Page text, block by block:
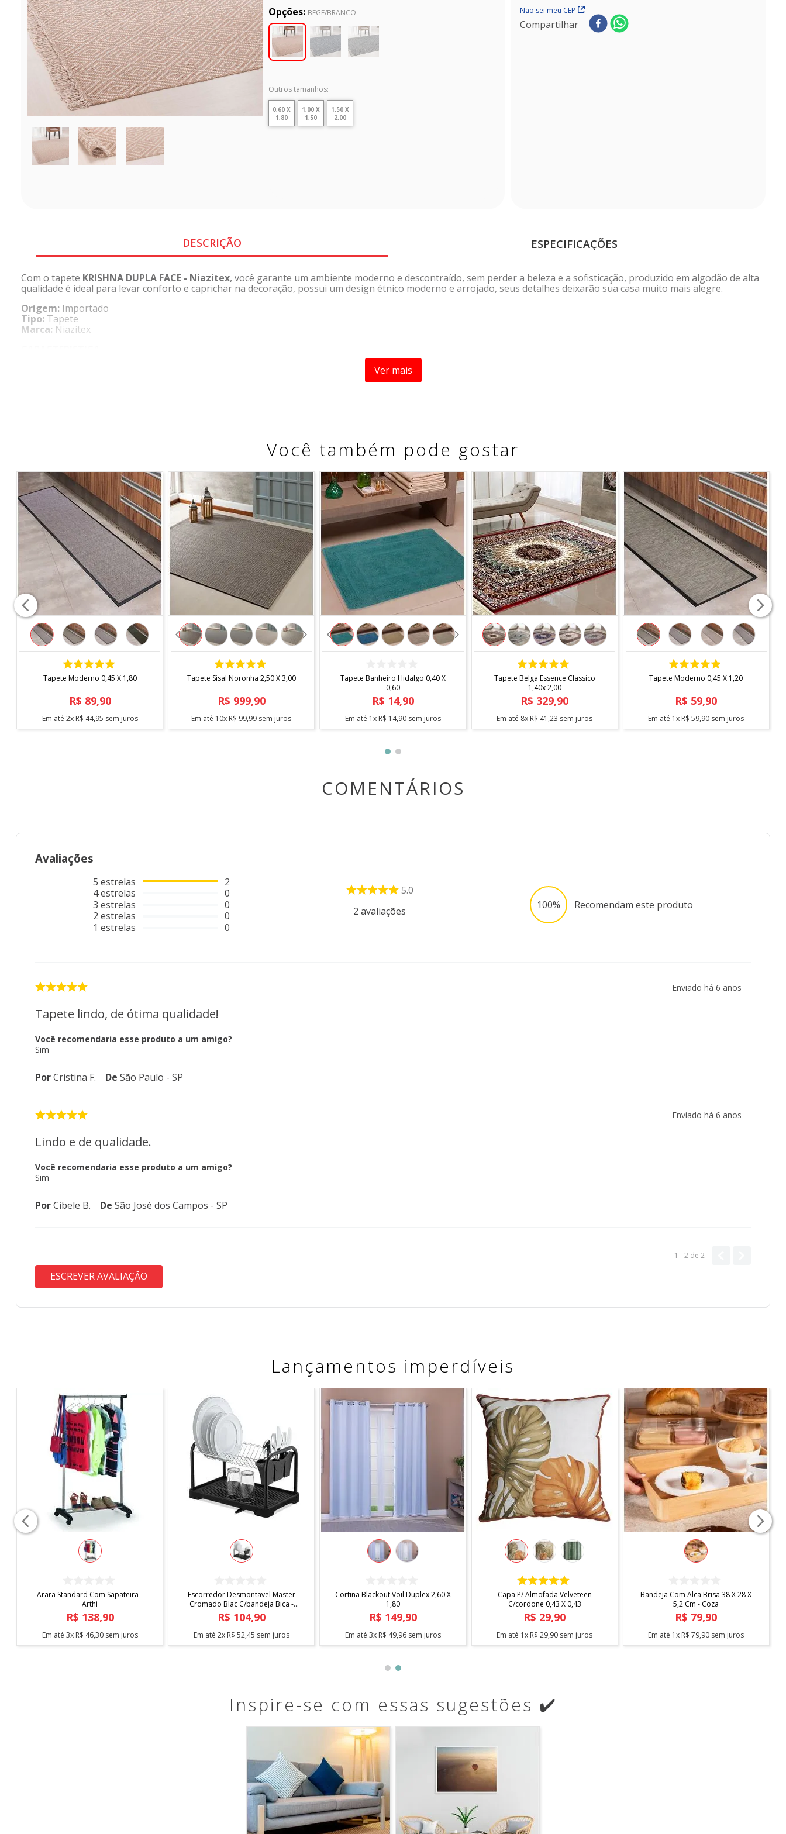
Opções: BEGE/BRANCO
Outros tamanhos:
0,60 X
1,80
1,00 X
1,50
1,50 X
2,00
Não sei meu CEP
Compartilhar
DESCRIÇÃO ESPECIFICAÇÕES
Com o tapete KRISHNA DUPLA FACE - Niazitex, você garante um ambiente moderno e descontraído, sem perder a beleza e a sofisticação, produzido em algodão de alta
qualidade é ideal para levar conforto e caprichar na decoração, possui um design étnico moderno e arrojado, seus detalhes deixarão sua casa muito mais alegre.
Origem:Importado
Tipo:Tapete
Marca: Niazitex
- 0,60 x 0,90
CONTÉM
- 1 unidade
*imagem meramente ilustrativa
Ver mais
Você também pode gostar
COMPRAR
Tapete Moderno 0,45 X 1,80
R$ 89,90
Em até 2x R$ 44,95 sem juros
COMPRAR
Tapete Sisal Noronha 2,50 X 3,00
R$ 999,90
Em até 10x R$ 99,99 sem juros
Tapete Banheiro Hidalgo 0,40 X
0,60
R$ 14,90
Em até 1x R$ 14,90 sem juros
COMPRAR
Tapete Belga Essence Classico
1,40x 2,00
R$ 329,90
Em até 8x R$ 41,23 sem juros
COMPRAR
Tapete Moderno 0,45 X 1,20
R$ 59,90
Em até 1x R$ 59,90 sem juros
COMENTÁRIOS
Avaliações
5 estrelas
4estrelas
3 estrelas
2 estrelas
1 estrelas
2
0
0
0
0
5.0
2 avaliações 100% Recomendam este produto
Enviado há 6 anos
Tapete lindo, de ótima qualidade!
Você recomendaria esse produto a um amigo?
Sim
PorCristina F. De São Paulo - SP
Enviado há 6 anos
Lindo e de qualidade.
Você recomendaria esse produto a um amigo?
Sim
PorCibele B. De São José dos Campos - SP
1 - 2 de 2
ESCREVER AVALIAÇÃO
Lançamentos imperdíveis
Capa de Cadeira Malha
Estampada
R$ 19,90
Em até 1x R$ 19,90sem juros
Tapete Elysia 1,00 X 1,40
R$ 219,90
Em até 5x R$ 43,98 sem juros
Fita Antiderrapante Para Tapetes
1,20m
R$ 12,90
Em até 1x R$ 12,90sem juros
COMPRAR
Arara Standard Com Sapateira -
Arthi
R$ 138,90
Em até 3x R$ 46,30 sem juros
Escorredor Desmontavel Master
Cromado Blac C/bandeja Bica -
Arthi
R$ 104,90
Em até 2x R$ 52,45 sem juros
Inspire-se com essas sugestões ✔️